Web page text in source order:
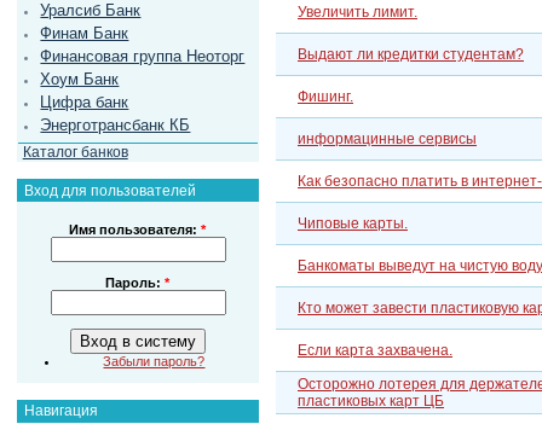
Уралсиб Банк
Финам Банк
Финансовая группа Неоторг
Хоум Банк
Цифра банк
Энерготрансбанк КБ
Каталог банков
Вход для пользователей
Имя пользователя:*
Пароль:*
Забыли пароль?
Навигация
Увеличить лимит.
Выдают ли кредитки студентам?
Фишинг.
информацинные сервисы
Как безопасно платить в
Чиповые карты.
Банкоматы выведут на чистую
Кто может завести пластиковую
Если карта захвачена.
Осторожно лотерея для
пластиковых карт ЦБ